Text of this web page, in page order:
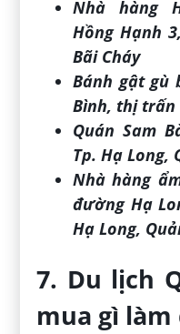
Nhà hàng
Hồng Hạnh
Bãi Cháy
Bánh gật gù
Bình, thị trấn
Quán Sam
Tp. Hạ Long,
Nhà hàng
đường Hạ
Hạ Long,
7. Du lịch
mua gì làm